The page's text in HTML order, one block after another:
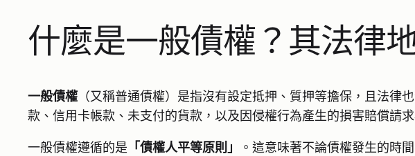
什麼是一般債權？其法律
一般債權 （又稱普通債權）是指沒有設定抵押、質押等擔保，且法
款、信用卡帳款、未支付的貨款，以及因侵權行為產生的損害賠償請求
一般債權遵循的是 「債權人平等原則」
。這意味著不論債權發生的時